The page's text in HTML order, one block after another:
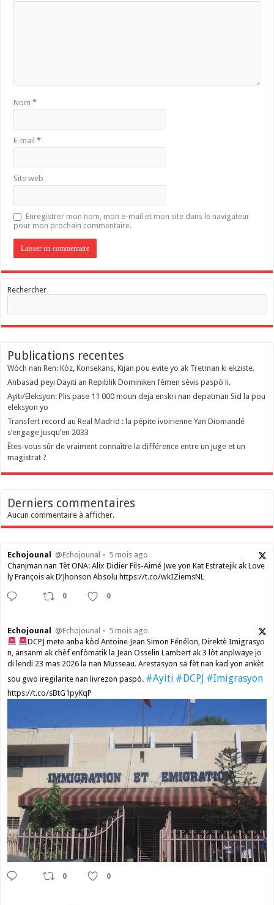
Nom*
E-mail*
Site web
Enregistrer mon nom, mon e-mail et mon site dans le navigateur
pour mon prochain commentaire.
Rechercher
Publications recentes
Wòch nan Ren: Kòz, Konsekans, Kijan pou evite yo ak Tretman ki ekziste.
Anbasad peyi Dayiti an Repiblik Dominiken fèmen sèvis paspò li.
Ayiti/Eleksyon: Plis pase 11 000 moun deja enskri nan depatman Sid la pou
eleksyon yo
Transfert record au Real Madrid : la pépite ivoirienne Yan Diomandé
s’engage jusqu’en 2033
Êtes-vous sûr de vraiment connaître la différence entre un juge et un
magistrat ?
Derniers commentaires
Aucun commentaire à afficher.
Echojounal @Echojounal
5 mois ago
Chanjman nan Tèt ONA: Alix Didier Fils-Aimé Jwe yon Kat Estratejik ak Love
ly François ak D’Jhonson Absolu https://t.co/wkIZiemsNL
0 0
Echojounal @Echojounal
5 mois ago
DCPJ mete anba kòd Antoine Jean Simon Fénélon, Direktè Imigrasyo
n, ansanm ak chèf enfòmatik la Jean Osselin Lambert ak 3 lòt anplwaye jo
di lendi 23 mas 2026 la nan Musseau. Arestasyon sa fèt nan kad yon ankèt
sou gwo iregilarite nan livrezon paspò. #Ayiti #DCPJ #Imigrasyon
https://t.co/sBtG1pyKqP
0 0